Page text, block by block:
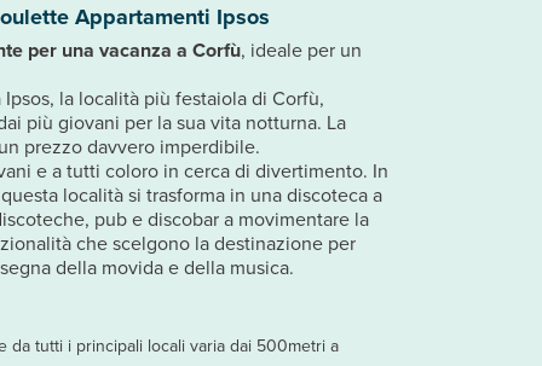
da tutti i principali locali varia dai 500metri a
Appartamenti Ipsos
per una vacanza a Corfù, ideale per un
la località più festaiola di Corfù,
più giovani per la sua vita notturna. La
prezzo davvero imperdibile.
e a tutti coloro in cerca di divertimento. In
località si trasforma in una discoteca a
pub e discobar a movimentare la
che scelgono la destinazione per
della movida e della musica.